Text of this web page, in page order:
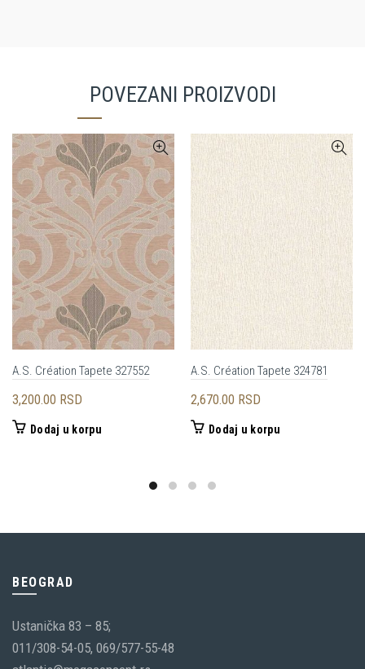
POVEZANI PROIZVODI
A.S. Création Tapete 327552
3,200.00 RSD
Dodaj u korpu
A.S. Création Tapete 324781
2,670.00 RSD
Dodaj u korpu
BEOGRAD
Ustanička 83 – 85;
011/308-54-05, 069/577-55-48